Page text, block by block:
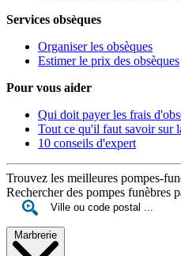
Services obsèques
Organiser les obsèques
Estimer le prix des obsèques
Pour vous aider
Qui doit payer les frais
Tout ce qu'il faut savoir sur
10 conseils d'expert
Trouvez les meilleures pompes-
Rechercher des pompes funèbres
Marbrerie